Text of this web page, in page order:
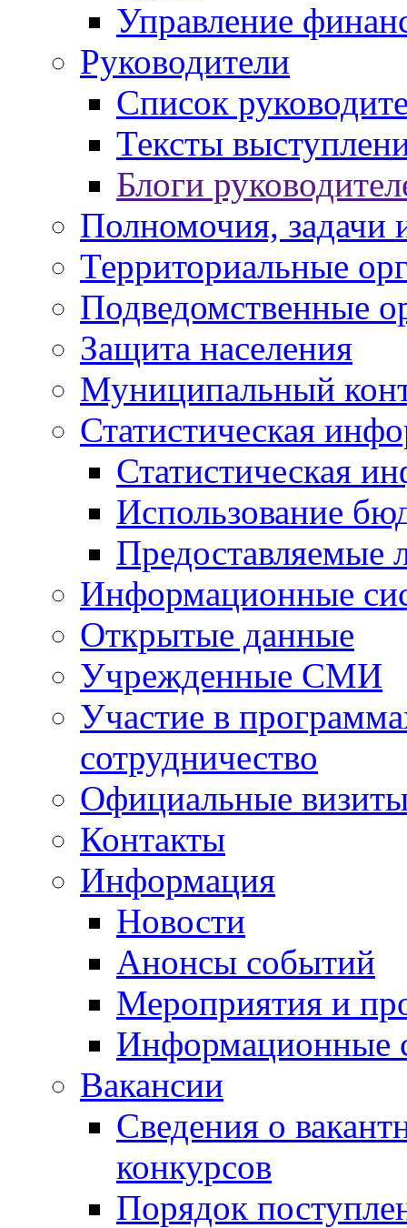
Управление
Руководители
Список
Тексты
Блоги
Полномочия, задачи
Территориальные
Подведомственные
Защита населения
Муниципальный
Статистическая
Статистическая
Использование
Предоставляемые
Информационные
Открытые данные
Учрежденные СМИ
Участие в
сотрудничество
Официальные
Контакты
Информация
Новости
Анонсы событий
Мероприятия и
Информационные
Вакансии
Сведения о
конкурсов
Порядок